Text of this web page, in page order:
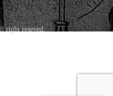
right reseved.